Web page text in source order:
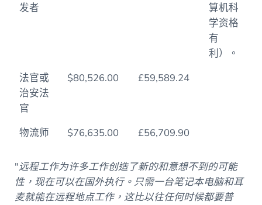
发者
算机科
学资格
有
利）。
法官或
治安法
官
$80,526.00 £59,589.24
物流师 $76,635.00 £56,709.90
"远程工作为许多工作创造了新的和意想不到的可能
性，现在可以在国外执行。只需一台笔记本电脑和耳
麦就能在远程地点工作，这比以往任何时候都要普